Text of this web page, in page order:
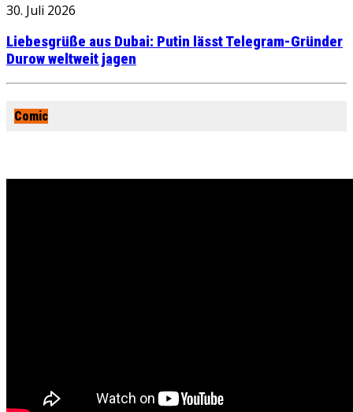
30. Juli 2026
Liebesgrüße aus Dubai: Putin lässt Telegram-Gründer
Durow weltweit jagen
Comic